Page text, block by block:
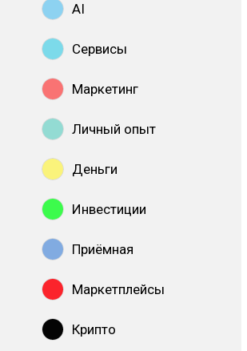
AI
Сервисы
Маркетинг
Личный опыт
Деньги
Инвестиции
Приёмная
Маркетплейсы
Крипто